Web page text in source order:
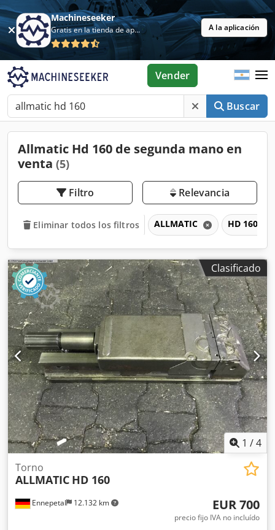
Machineseeker
Gratis en la tienda de aplicaciones A la aplicación
Buscar
Vender
Allmatic Hd 160 de segunda mano en
venta (5)
Filtro Relevancia
Eliminar todos los filtros ALLMATIC HD 160
Clasificado
1 /4
Ennepetal 12.132 km
Torno
ALLMATIC HD 160
EUR 700
precio fijo IVA no incluído